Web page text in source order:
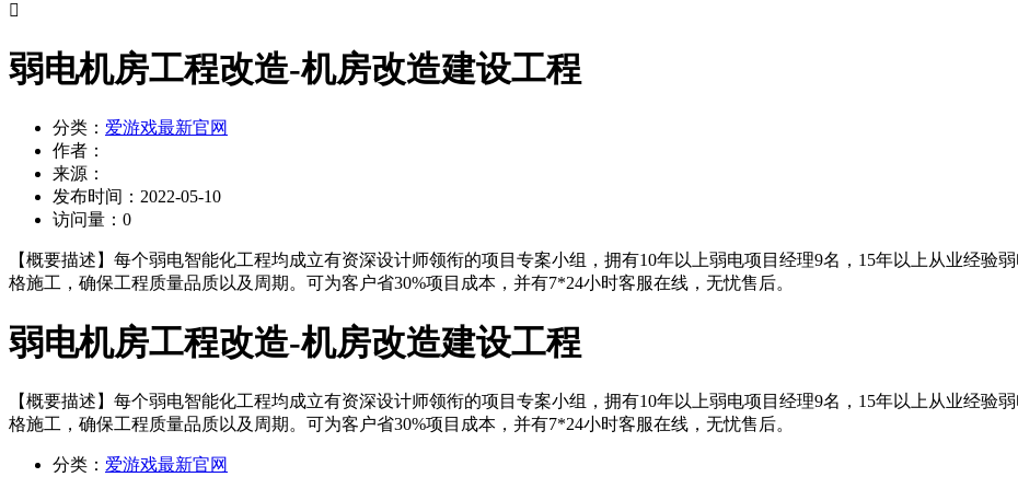

弱电机房工程改造-机房改造建设工程
分类： 爱游戏最新官网
作者：
来源：
发布时间： 2022-05-10
访问量： 0
【概要描述】 每个弱电智能化工程均成立有资深设计师领衔的项目专案小组，拥有10年以上弱电项目经理9名，15年以上从业经验
格施工，确保工程质量品质以及周期。可为客户省30%项目成本，并有7*24小时客服在线，无忧售后。
弱电机房工程改造-机房改造建设工程
【概要描述】 每个弱电智能化工程均成立有资深设计师领衔的项目专案小组，拥有10年以上弱电项目经理9名，15年以上从业经验
格施工，确保工程质量品质以及周期。可为客户省30%项目成本，并有7*24小时客服在线，无忧售后。
分类： 爱游戏最新官网